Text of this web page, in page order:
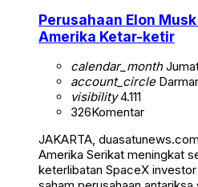
Perusahaan Elon
Amerika Ketar-ketir
calendar_month
account_circle
visibility4.111
326Komentar
JAKARTA,
Amerika Serikat meningkat
keterlibatan SpaceX